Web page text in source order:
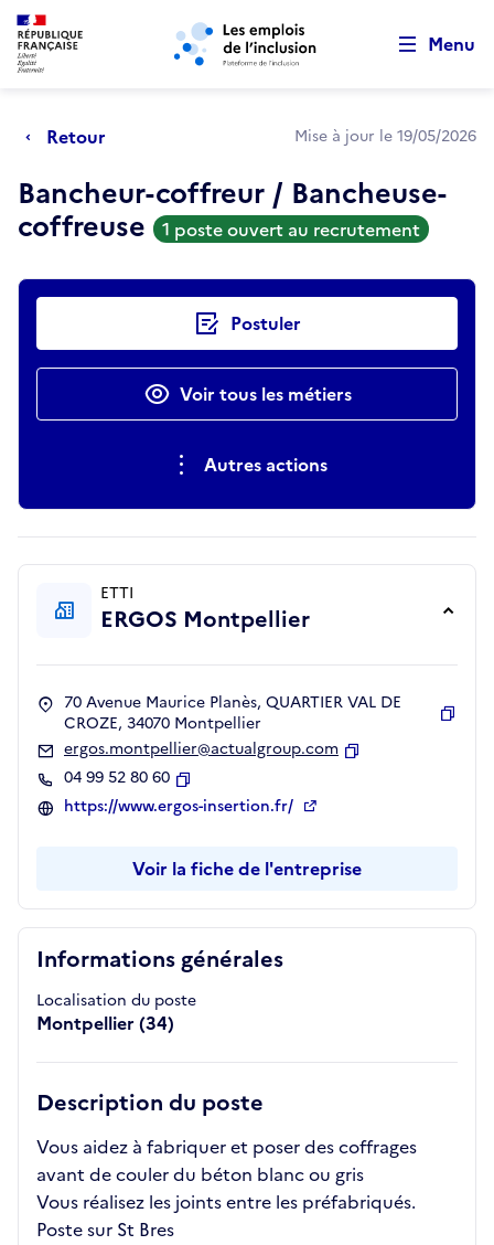
Aller au menu principal Aller au contenu principal
Menu
Retour Mise à jour le 19/05/2026
Bancheur-coffreur / Bancheuse-
coffreuse 1 poste ouvert au recrutement
Actions rapides Postuler
Voir tous les métiers
Autres actions
Informations générales
Localisation du poste
Montpellier (34)
Description du poste
Vous aidez à fabriquer et poser des coffrages
avant de couler du béton blanc ou gris
Vous réalisez les joints entre les préfabriqués.
Poste sur St Bres
ETTI
ERGOS Montpellier
70 Avenue Maurice Planès, QUARTIER VAL DE
CROZE, 34070 Montpellier
ergos.montpellier@actualgroup.com
04 99 52 80 60
Copier
https://www.ergos-insertion.fr/
Voir la fiche de l'entreprise
Retour au début de la page
Panneau de gestion des cookies